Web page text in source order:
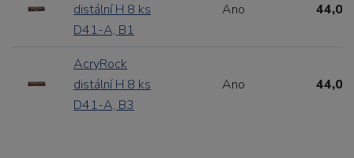
distální H 8 ks
D41-A, B1
Ano 44,00
AcryRock
distální H 8 ks
D41-A, B3
Ano 44,00